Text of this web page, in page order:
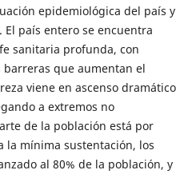
epidemiológica del país y
país entero se encuentra
sanitaria profunda, con
que aumentan el
viene en ascenso dramático
a extremos no
de la población está por
la mínima sustentación, los
al 80% de la población, y